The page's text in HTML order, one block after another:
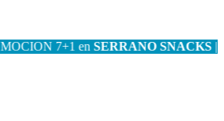
7+1 enSERRANO SNACKS|